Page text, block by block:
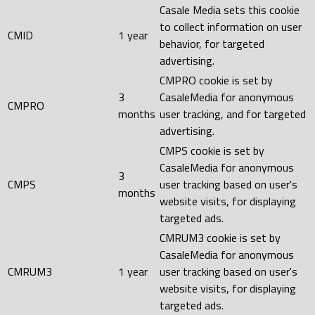
CMID 1 year
Casale Media sets this cookie
to collect information on user
behavior, for targeted
advertising.
CMPRO
3
months
CMPRO cookie is set by
CasaleMedia for anonymous
user tracking, and for targeted
advertising.
CMPS
3
months
CMPS cookie is set by
CasaleMedia for anonymous
user tracking based on user's
website visits, for displaying
targeted ads.
CMRUM3 1 year
CMRUM3 cookie is set by
CasaleMedia for anonymous
user tracking based on user's
website visits, for displaying
targeted ads.